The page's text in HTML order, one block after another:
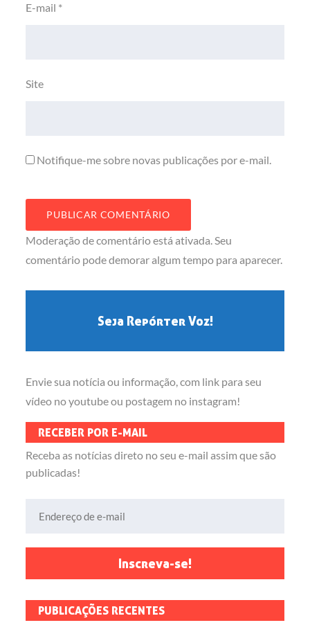
E-mail *
Site
Notifique-me sobre novas publicações por e-mail.
Moderação de comentário está ativada. Seu
comentário pode demorar algum tempo para aparecer.
Seja Repórter Voz!
Envie sua notícia ou informação, com link para seu
vídeo no youtube ou postagem no instagram!
RECEBER POR E-MAIL
Receba as notícias direto no seu e-mail assim que são
publicadas!
Inscreva-se!
PUBLICAÇÕES RECENTES